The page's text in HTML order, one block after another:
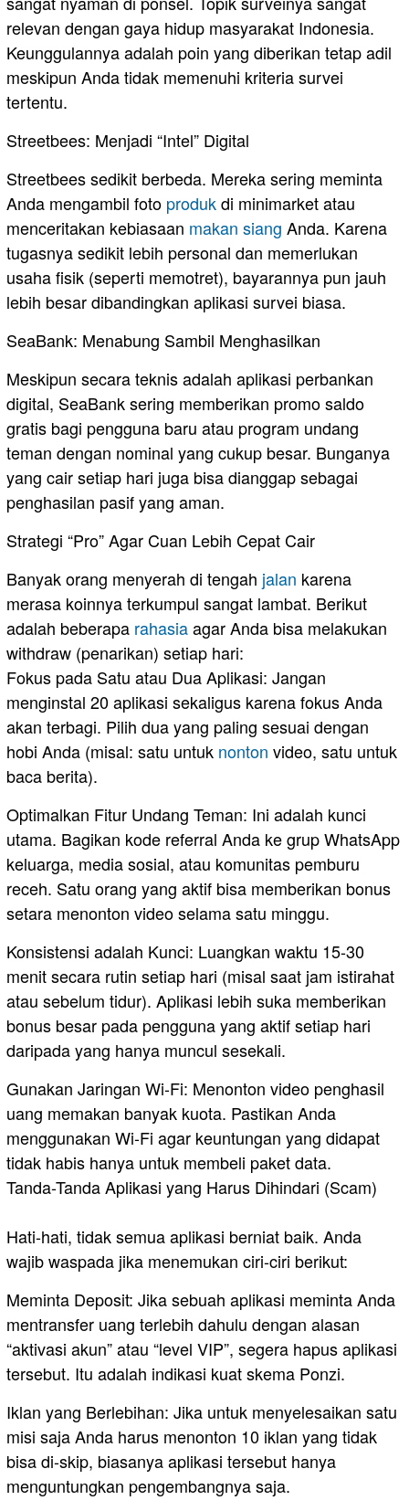
relevan dengan gaya hidup masyarakat Indonesia.
Keunggulannya adalah poin yang diberikan tetap adil
meskipun Anda tidak memenuhi kriteria survei
tertentu.
​Streetbees: Menjadi “Intel” Digital
​Streetbees sedikit berbeda. Mereka sering meminta
Anda mengambil foto produkdi minimarket atau
menceritakan kebiasaan makan siang Anda. Karena
tugasnya sedikit lebih personal dan memerlukan
usaha fisik (seperti memotret), bayarannya pun jauh
lebih besar dibandingkan aplikasi survei biasa.
SeaBank: Menabung Sambil Menghasilkan
Meskipun secara teknis adalah aplikasi perbankan
digital, SeaBank sering memberikan promo saldo
gratis bagi pengguna baru atau program undang
teman dengan nominal yang cukup besar. Bunganya
yang cair setiap hari juga bisa dianggap sebagai
penghasilan pasif yang aman.
​Strategi “Pro” Agar Cuan Lebih Cepat Cair
Banyak orang menyerah di tengah jalan karena
merasa koinnya terkumpul sangat lambat. Berikut
adalah beberapa rahasiaagar Anda bisa melakukan
withdraw (penarikan) setiap hari:
Fokus pada Satu atau Dua Aplikasi: Jangan
menginstal 20 aplikasi sekaligus karena fokus Anda
akan terbagi. Pilih dua yang paling sesuai dengan
hobi Anda (misal: satu untuk nonton video, satu untuk
baca berita).
Optimalkan Fitur Undang Teman: Ini adalah kunci
utama. Bagikan kode referral Anda ke grup WhatsApp
keluarga, media sosial, atau komunitas pemburu
receh. Satu orang yang aktif bisa memberikan bonus
setara menonton video selama satu minggu.
Konsistensi adalah Kunci: Luangkan waktu 15-30
menit secara rutin setiap hari (misal saat jam istirahat
atau sebelum tidur). Aplikasi lebih suka memberikan
bonus besar pada pengguna yang aktif setiap hari
daripada yang hanya muncul sesekali.
Gunakan Jaringan Wi-Fi: Menonton video penghasil
uang memakan banyak kuota. Pastikan Anda
menggunakan Wi-Fi agar keuntungan yang didapat
tidak habis hanya untuk membeli paket data.
​Tanda-Tanda Aplikasi yang Harus Dihindari (Scam)
Hati-hati, tidak semua aplikasi berniat baik. Anda
wajib waspada jika menemukan ciri-ciri berikut:
Meminta Deposit: Jika sebuah aplikasi meminta Anda
mentransfer uang terlebih dahulu dengan alasan
“aktivasi akun” atau “level VIP”, segera hapus aplikasi
tersebut. Itu adalah indikasi kuat skema Ponzi.
Iklan yang Berlebihan: Jika untuk menyelesaikan satu
misi saja Anda harus menonton 10 iklan yang tidak
bisa di-skip, biasanya aplikasi tersebut hanya
menguntungkan pengembangnya saja.